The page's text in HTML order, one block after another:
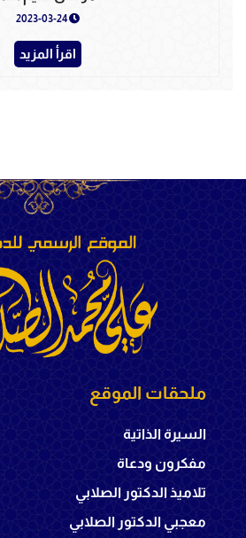
2023-03-24
اقرأ المزيد
ملحقات الموقع
السيرة الذاتية
مفكرون ودعاة
تلاميذ الدكتور الصلابي
معجبي الدكتور الصلابي